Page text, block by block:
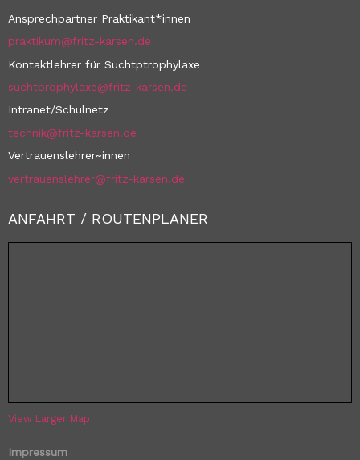
Ansprechpartner Praktikant*innen
praktikum@fritz-karsen.de
Kontaktlehrer für Suchtptrophylaxe
suchtprophylaxe@fritz-karsen.de
Intranet/Schulnetz
technik@fritz-karsen.de
Vertrauenslehrer~innen
vertrauenslehrer@fritz-karsen.de
ANFAHRT / ROUTENPLANER
View Larger Map
Impressum